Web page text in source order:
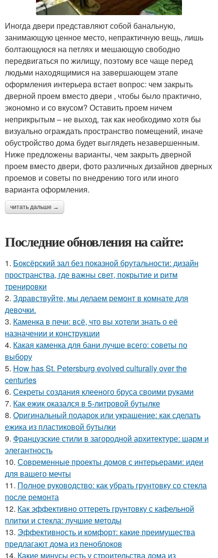
Иногда двери представляют собой банальную,
занимающую ценное место, непрактичную вещь, лишь
болтающуюся на петлях и мешающую свободно
передвигаться по жилищу, поэтому все чаще перед
людьми находящимися на завершающем этапе
оформления интерьера встает вопрос: чем закрыть
дверной проем вместо двери , чтобы было практично,
экономно и со вкусом? Оставить проем ничем
неприкрытым – не выход, так как необходимо хотя бы
визуально ограждать пространство помещений, иначе
обустройство дома будет выглядеть незавершенным.
Ниже предложены варианты, чем закрыть дверной
проем вместо двери, фото различных дизайнов дверных
проемов и советы по внедрению того или иного
варианта оформления.
читать дальше →
Последние обновления на сайте:
1. Боксёрский зал без показной брутальности: дизайн
пространства, где важны свет, покрытие и ритм
тренировки
2. Здравствуйте, мы делаем ремонт в комнате для
девочки.
3. Каменка в печи: всё, что вы хотели знать о её
назначении и конструкции
4. Какая каменка для бани лучше всего: советы по
выбору
5. How has St. Petersburg evolved culturally over the
centuries
6. Секреты создания клееного бруса своими руками
7. Как ежик оказался в 5-литровой бутылке
8. Оригинальный подарок или украшение: как сделать
ежика из пластиковой бутылки
9. Французские стили в загородной архитектуре: шарм и
элегантность
10. Современные проекты домов с интерьерами: идеи
для вашего мечты
11. Полное руководство: как убрать грунтовку со стекла
после ремонта
12. Как эффективно оттереть грунтовку с кафельной
плитки и стекла: лучшие методы
13. Эффективность и комфорт: какие преимущества
предлагают дома из пеноблоков
14. Какие минусы есть у строительства дома из